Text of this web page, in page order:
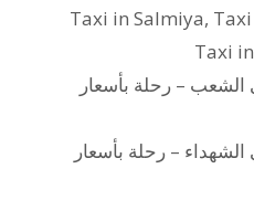
Taxi in Salmiya,
Taxi
– رحلة بأسعار
– رحلة بأسعار